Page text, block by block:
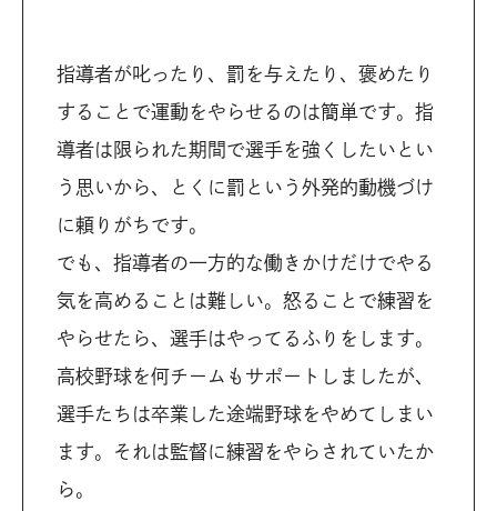
指導者が叱ったり、罰を与えたり、褒めたり
することで運動をやらせるのは簡単です。指
導者は限られた期間で選手を強くしたいとい
う思いから、とくに罰という外発的動機づけ
に頼りがちです。
でも、指導者の一方的な働きかけだけでやる
気を高めることは難しい。怒ることで練習を
やらせたら、選手はやってるふりをします。
高校野球を何チームもサポートしましたが、
選手たちは卒業した途端野球をやめてしまい
ます。それは監督に練習をやらされていたか
ら。